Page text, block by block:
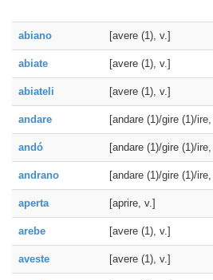
abiano [avere (1), v.]
abiate [avere (1), v.]
abiateli [avere (1), v.]
andare [andare (1)/gire (1)/ire,
andó [andare (1)/gire (1)/ire,
andrano [andare (1)/gire (1)/ire,
aperta [aprire, v.]
arebe [avere (1), v.]
aveste [avere (1), v.]